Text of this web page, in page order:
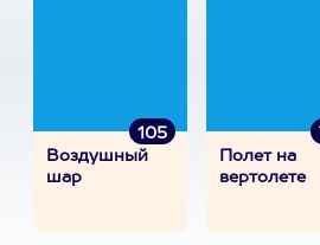
105
Воздушный
шар
Полет на
вертолете